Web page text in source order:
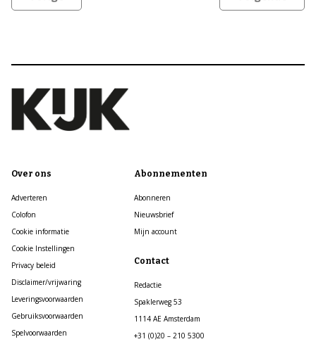
Over ons
Adverteren
Colofon
Cookie informatie
Cookie Instellingen
Privacy beleid
Disclaimer/vrijwaring
Leveringsvoorwaarden
Gebruiksvoorwaarden
Spelvoorwaarden
Abonnementen
Abonneren
Nieuwsbrief
Mijn account
Contact
Redactie
Spaklerweg 53
1114 AE Amsterdam
+31 (0)20 – 210 5300